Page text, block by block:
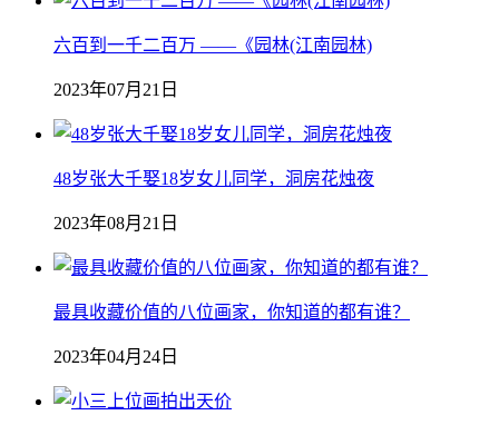
六百到一千二百万 ——《园林(江南园林)
2023年07月21日
48岁张大千娶18岁女儿同学，洞房花烛夜
2023年08月21日
最具收藏价值的八位画家，你知道的都有谁？
2023年04月24日